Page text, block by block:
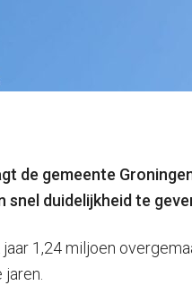
de gemeente
duidelijkheid te
1,24 miljoen